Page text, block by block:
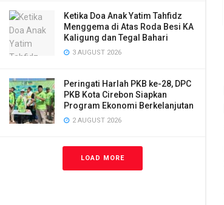
Ketika Doa Anak Yatim Tahfidz
Menggema di Atas Roda Besi KA
Kaligung dan Tegal Bahari
3 AUGUST 2026
Peringati Harlah PKB ke-28, DPC
PKB Kota Cirebon Siapkan
Program Ekonomi Berkelanjutan
2 AUGUST 2026
LOAD MORE